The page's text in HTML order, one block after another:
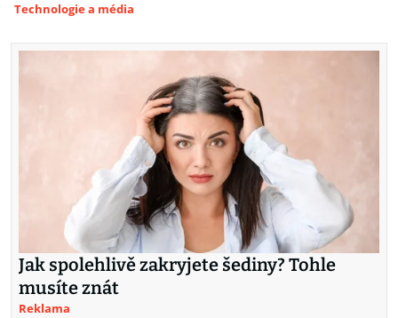
Technologie a média
Jak spolehlivě zakryjete šediny? Tohle
musíte znát
Reklama